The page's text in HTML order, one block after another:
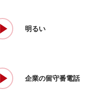
明るい
企業の留守番電話